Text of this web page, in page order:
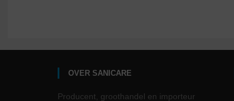
OVER SANICARE
Producent, groothandel en importeur